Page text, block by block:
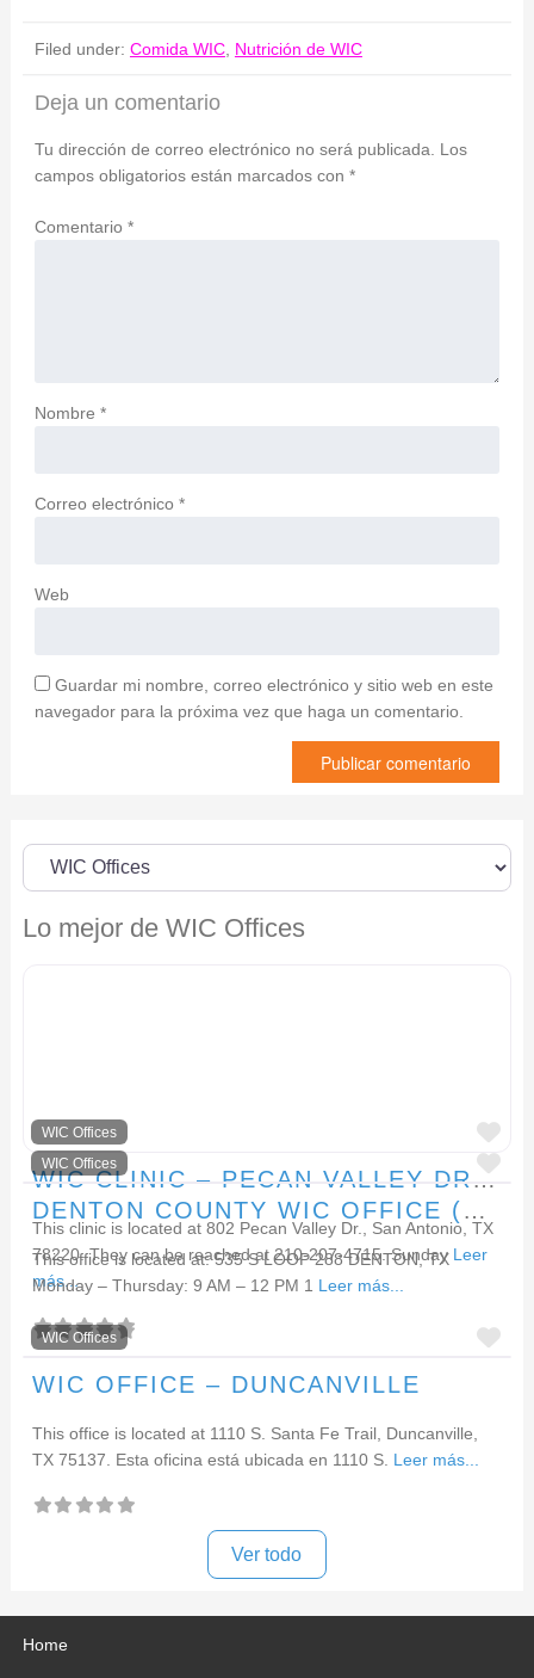
Filed under: Comida WIC, Nutrición de WIC
Deja un comentario
Tu dirección de correo electrónico no será publicada. Los
campos obligatorios están marcados con *
Comentario *
Nombre *
Correo electrónico *
Web
Guardar mi nombre, correo electrónico y sitio web en este
navegador para la próxima vez que haga un comentario.
Lo mejor de WIC Offices
WIC Offices
WIC CLINIC – PECAN VALLEY DRIVE
This clinic is located at 802 Pecan Valley Dr., San Antonio, TX
78220. They can be reached at 210-207-4715. Sunday Leer
más...
WIC Offices
DENTON COUNTY WIC OFFICE (DENTON)
This office is located at: 535 S LOOP 288 DENTON, TX
Monday – Thursday: 9 AM – 12 PM 1 Leer más...
WIC Offices
WIC OFFICE – DUNCANVILLE
This office is located at 1110 S. Santa Fe Trail, Duncanville,
TX 75137. Esta oficina está ubicada en 1110 S. Leer más...
Ver todo
Home